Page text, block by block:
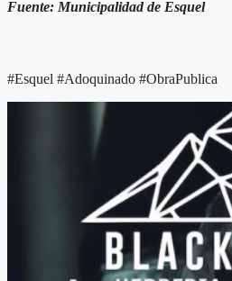
Fuente: Municipalidad de Esquel
#Esquel #Adoquinado #ObraPublica